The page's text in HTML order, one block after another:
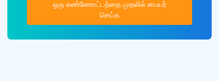
ஒரு கண்ணோட்டத்தை முதலில் பையர்
செய்க